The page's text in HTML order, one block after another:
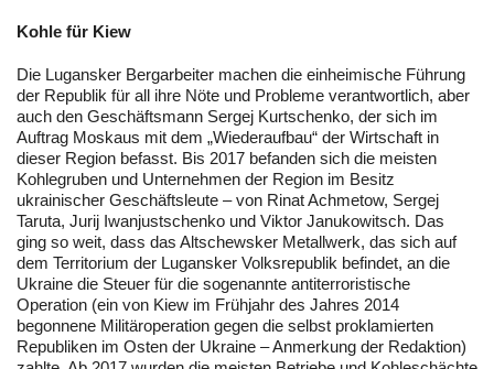
Kohle für Kiew
Die Lugansker Bergarbeiter machen die einheimische Führung
der Republik für all ihre Nöte und Probleme verantwortlich, aber
auch den Geschäftsmann Sergej Kurtschenko, der sich im
Auftrag Moskaus mit dem „Wiederaufbau“ der Wirtschaft in
dieser Region befasst. Bis 2017 befanden sich die meisten
Kohlegruben und Unternehmen der Region im Besitz
ukrainischer Geschäftsleute – von Rinat Achmetow, Sergej
Taruta, Jurij Iwanjustschenko und Viktor Janukowitsch. Das
ging so weit, dass das Altschewsker Metallwerk, das sich auf
dem Territorium der Lugansker Volksrepublik befindet, an die
Ukraine die Steuer für die sogenannte antiterroristische
Operation (ein von Kiew im Frühjahr des Jahres 2014
begonnene Militäroperation gegen die selbst proklamierten
Republiken im Osten der Ukraine – Anmerkung der Redaktion)